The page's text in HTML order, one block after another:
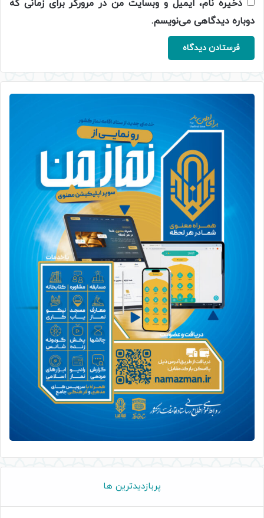
ذخیره نام، ایمیل و وبسایت من در مرورگر برای زمانی که
دوباره دیدگاهی می‌نویسم.
پربازدیدترین ها